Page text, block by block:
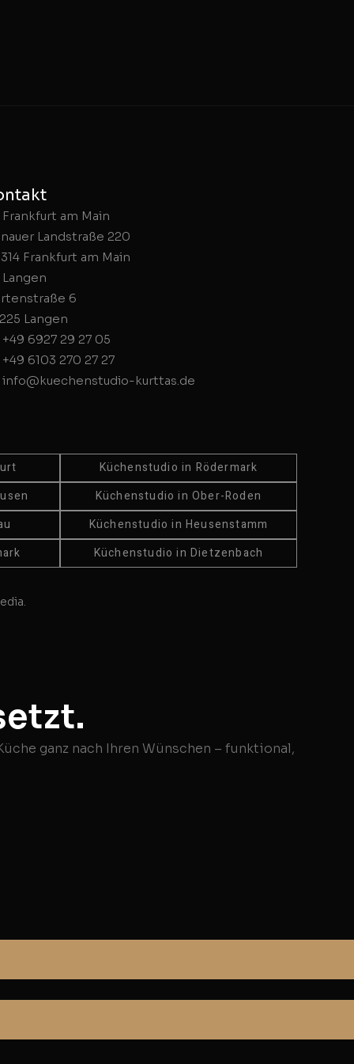
Frankfurt am Main
Landstraße 220
Frankfurt am Main
Langen
6
Langen
+49 6927 29 27 05
+49 6103 270 27 27
info@kuechenstudio-kurttas.de
Küchenstudio in Rödermark
Küchenstudio in Ober-Roden
Küchenstudio in Heusenstamm
Küchenstudio in Dietzenbach
ganz nach Ihren Wünschen – funktional,